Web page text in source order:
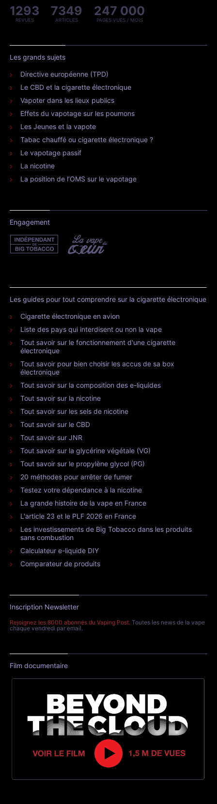
1293
REVUES
7349
ARTICLES
247 000
PAGES VUES / MOIS
Les grands sujets
Directive européenne (TPD)
Le CBD et la cigarette électronique
Vapoter dans les lieux publics
Effets du vapotage sur les poumons
Les Jeunes et la vapote
Tabac chauffé ou cigarette électronique ?
Le vapotage passif
La nicotine
La position de l’OMS sur le vapotage
Engagement
Les guides pour tout comprendre sur la cigarette électronique
Cigarette électronique en avion
Liste des pays qui interdisent ou non la vape
Tout savoir sur le fonctionnement d'une cigarette
électronique
Tout savoir pour bien choisir les accus de sa box
électronique
Tout savoir sur la composition des e-liquides
Tout savoir sur la nicotine
Tout savoir sur les sels de nicotine
Tout savoir sur le CBD
Tout savoir sur JNR
Tout savoir sur la glycérine végétale (VG)
Tout savoir sur le propylène glycol (PG)
20 méthodes pour arrêter de fumer
Testez votre dépendance à la nicotine
La grande histoire de la vape en France
L'article 23 et le PLF 2026 en France
Les investissements de Big Tobacco dans les produits
sans combustion
Calculateur e-liquide DIY
Comparateur de produits
Inscription Newsletter
Rejoignez les 8000 abonnés du Vaping Post. Toutes les news de la vape
chaque vendredi par email.
Film documentaire